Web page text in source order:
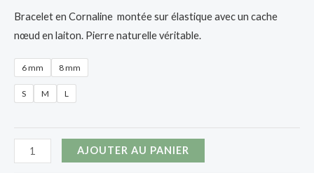
Bracelet en Cornaline montée sur élastique avec un cache
nœud en laiton. Pierre naturelle véritable.
6 mm 8 mm
S M L
quantité
de
AJOUTER AU PANIER